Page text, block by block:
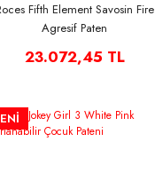
Fifth Element Savosin Fire
Agresif Paten
23.072,45 TL